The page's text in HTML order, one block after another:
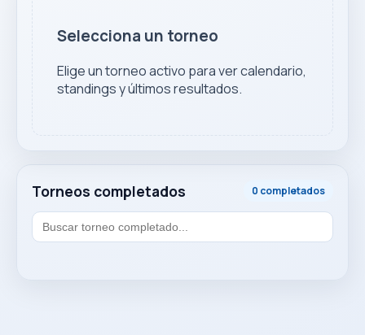
Torneos completados 0 completados
Selecciona un torneo
Elige un torneo activo para ver calendario,
standings y últimos resultados.